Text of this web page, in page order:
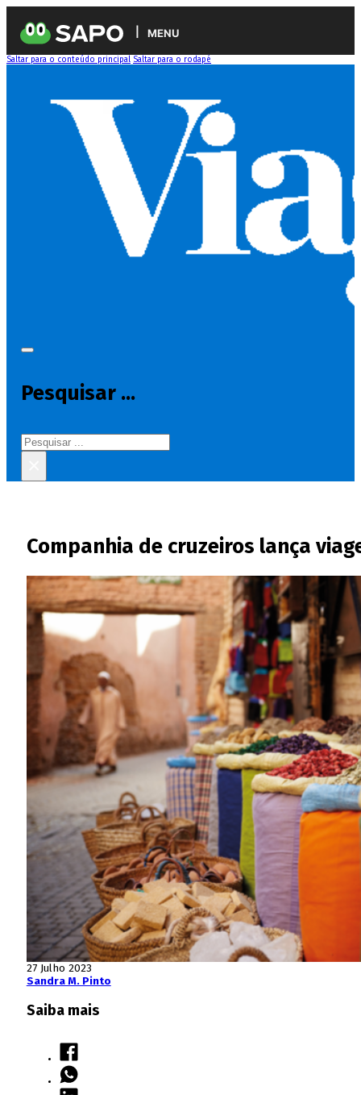
MENU
Saltar para o conteúdo principal Saltar para o rodapé
Pesquisar ...
Pesquisar
Companhia de cruzeiros lança
27 Julho 2023
Sandra M. Pinto
Saiba mais